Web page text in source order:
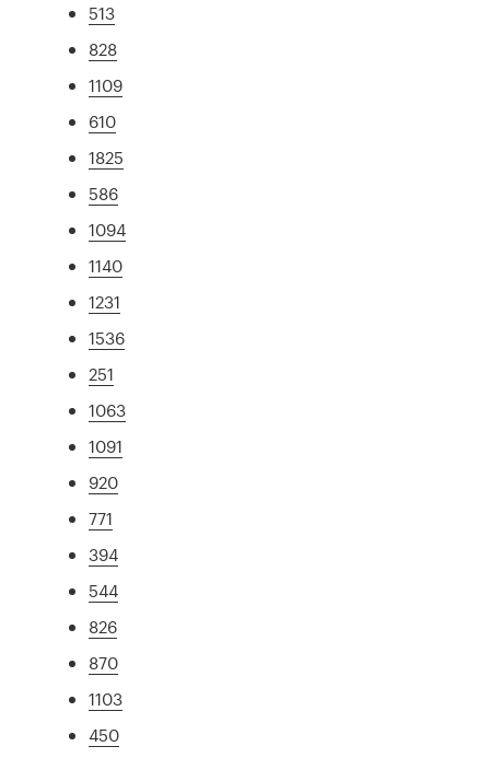
513
828
1109
610
1825
586
1094
1140
1231
1536
251
1063
1091
920
771
394
544
826
870
1103
450